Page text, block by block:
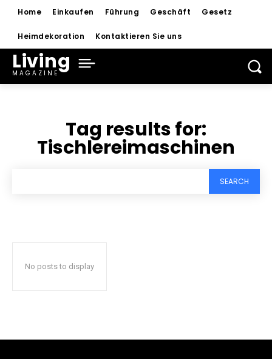
Home Einkaufen Führung Geschäft Gesetz
Heimdekoration Kontaktieren Sie uns
Living
MAGAZINE
Tag results for:
Tischlereimaschinen
SEARCH
No posts to display